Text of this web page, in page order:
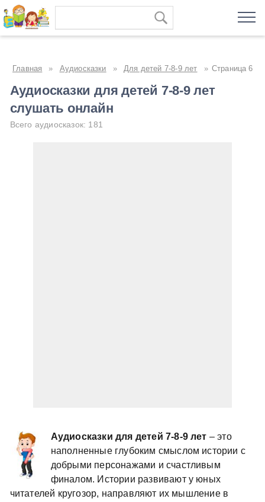
Главная » Аудиосказки » Для детей 7-8-9 лет » Страница 6
Аудиосказки для детей 7-8-9 лет
слушать онлайн
Всего аудиосказок: 181
Аудиосказки для детей 7-8-9 лет – это
наполненные глубоким смыслом истории с
добрыми персонажами и счастливым
финалом. Истории развивают у юных
читателей кругозор, направляют их мышление в